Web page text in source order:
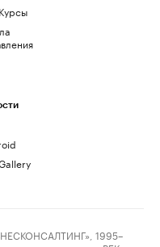
1995–